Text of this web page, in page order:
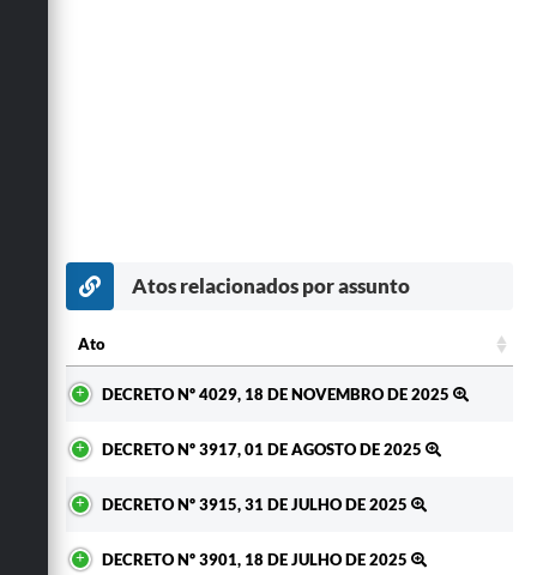
Atos relacionados por assunto
Ato
DECRETO Nº 4029, 18 DE NOVEMBRO DE 2025
DECRETO Nº 3917, 01 DE AGOSTO DE 2025
DECRETO Nº 3915, 31 DE JULHO DE 2025
DECRETO Nº 3901, 18 DE JULHO DE 2025